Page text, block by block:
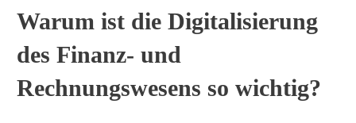
Warum ist die Digitalisierung
des Finanz- und
Rechnungswesens so wichtig?